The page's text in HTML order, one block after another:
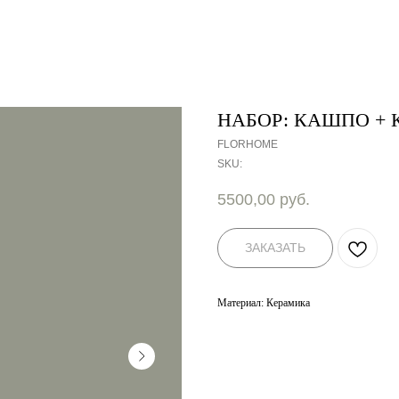
НАБОР: КАШПО +
FLORHOME
SKU:
5500,00 руб.
ЗАКАЗАТЬ
Материал: Керамика